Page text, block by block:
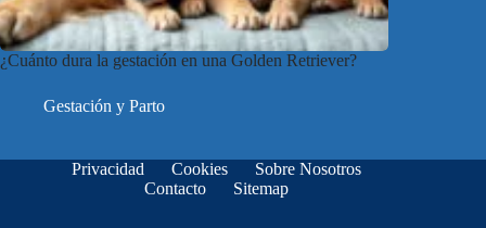
¿Cuánto dura la gestación en una Golden Retriever?
Gestación y Parto
Privacidad Cookies
Sobre Nosotros
Contacto
Sitemap